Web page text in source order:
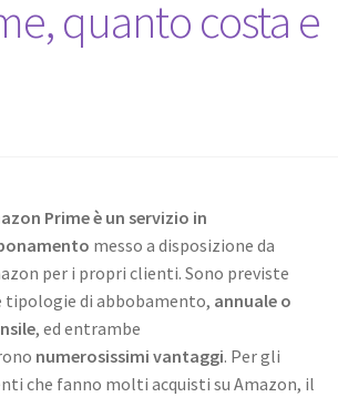
quanto costa e
Prime è un servizio in
messo a disposizione da
per i propri clienti. Sono previste
tipologie di abbobamento, annuale o
, ed entrambe
numerosissimi vantaggi. Per gli
che fanno molti acquisti su Amazon, il